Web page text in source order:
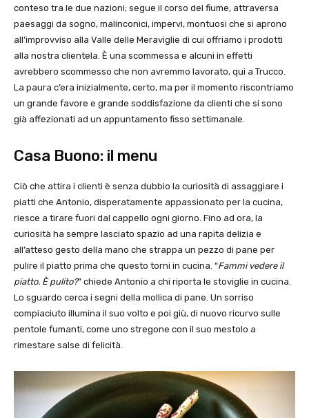
conteso tra le due nazioni; segue il corso del fiume, attraversa
paesaggi da sogno, malinconici, impervi, montuosi che si aprono
all’improvviso alla Valle delle Meraviglie di cui offriamo i prodotti
alla nostra clientela. È una scommessa e alcuni in effetti
avrebbero scommesso che non avremmo lavorato, qui a Trucco.
La paura c’era inizialmente, certo, ma per il momento riscontriamo
un grande favore e grande soddisfazione da clienti che si sono
già affezionati ad un appuntamento fisso settimanale.
Casa Buono: il menu
Ciò che attira i clienti è senza dubbio la curiosità di assaggiare i
piatti che Antonio, disperatamente appassionato per la cucina,
riesce a tirare fuori dal cappello ogni giorno. Fino ad ora, la
curiosità ha sempre lasciato spazio ad una rapita delizia e
all’atteso gesto della mano che strappa un pezzo di pane per
pulire il piatto prima che questo torni in cucina. “Fammi vedere il
piatto. È pulito?” chiede Antonio a chi riporta le stoviglie in cucina.
Lo sguardo cerca i segni della mollica di pane. Un sorriso
compiaciuto illumina il suo volto e poi giù, di nuovo ricurvo sulle
pentole fumanti, come uno stregone con il suo mestolo a
rimestare salse di felicità.